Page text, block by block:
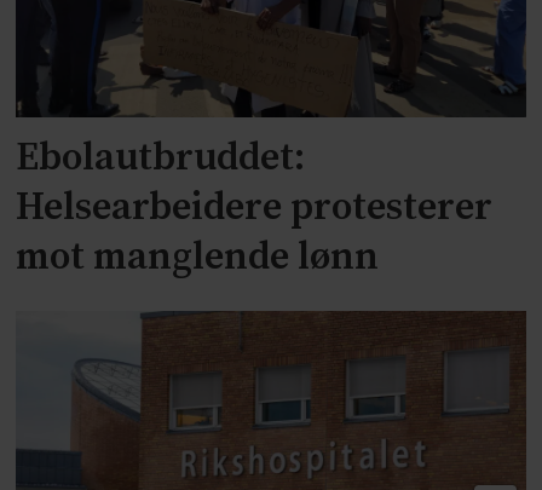
Ebolautbruddet:
Helsearbeidere protesterer
mot manglende lønn